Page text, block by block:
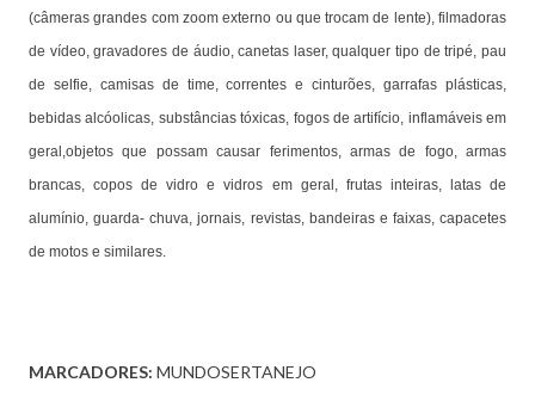
(câmeras grandes com zoom externo ou que trocam de lente), filmadoras
de vídeo, gravadores de áudio, canetas laser, qualquer tipo de tripé, pau
de selfie, camisas de time, correntes e cinturões, garrafas plásticas,
bebidas alcóolicas, substâncias tóxicas, fogos de artifício, inflamáveis em
geral,objetos que possam causar ferimentos, armas de fogo, armas
brancas, copos de vidro e vidros em geral, frutas inteiras, latas de
alumínio, guarda- chuva, jornais, revistas, bandeiras e faixas, capacetes
de motos e similares.
MARCADORES: MUNDOSERTANEJO